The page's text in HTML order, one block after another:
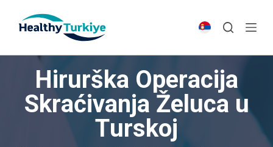
p
Hirurška Operacija
Skraćivanja Želuca u
Turskoj